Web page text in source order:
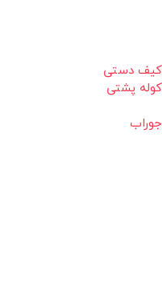
کیف دستی
کوله پشتی
جوراب